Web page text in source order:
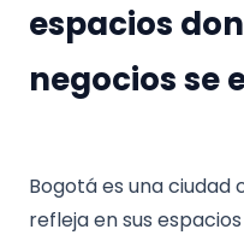
espacios
negocios se
Bogotá es una
refleja en sus